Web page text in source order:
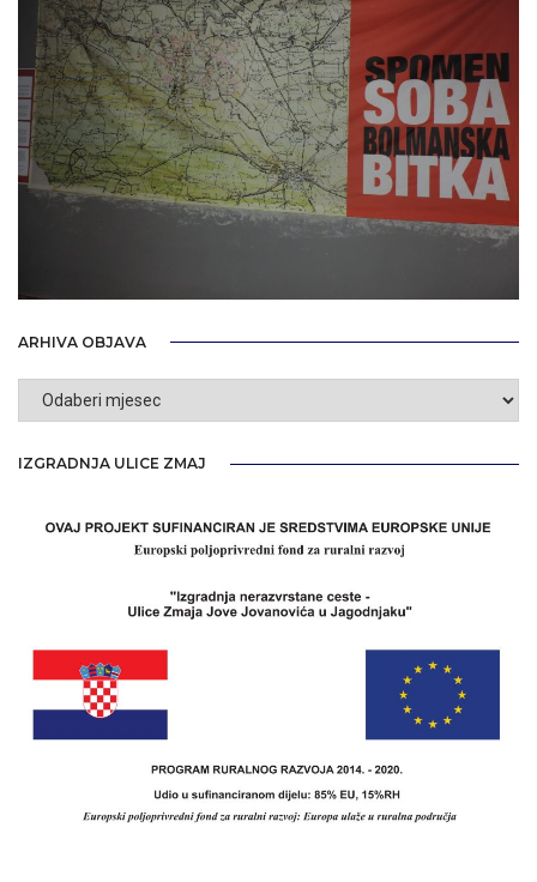
ARHIVA OBJAVA
Arhiva
IZGRADNJA ULICE ZMAJ